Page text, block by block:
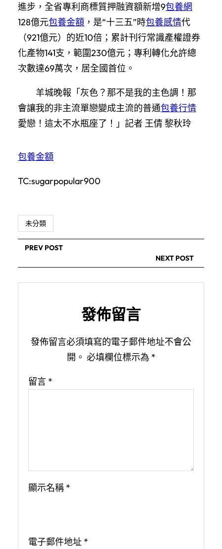
進步，全省專利商標質押融資額新增9包養網
128億元包養金額 ，是“十三五”時包養感情代
（921億元）的近10倍；累計刊行常識產權證券
化產物141支，範圍230億元；專利轉化允許總
次數達69萬次，居全國首位。
羊城晚報「灰色？那不是我的主色調！那
會讓我的非主流單戀變成主流的普通包養行情
愛戀！這太不水瓶座了！」記者 王倩 黎秋玲
包養金額
TC:sugarpopular900
未分類
PREV POST
NEXT POST
發佈留言
發佈留言必須填寫的電子郵件地址不會公
開。 必填欄位標示為 *
留言 *
顯示名稱 *
電子郵件地址 *